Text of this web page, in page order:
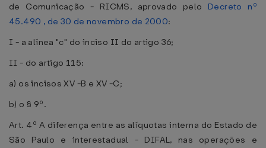
de Comunicação - RICMS, aprovado pelo Decreto nº
45.490 , de 30 de novembro de 2000:
I - a alínea "c" do inciso II do artigo 36;
II - do artigo 115:
a) os incisos XV -B e XV -C;
b) o § 9º.
Art. 4º A diferença entre as alíquotas interna do Estado de
São Paulo e interestadual - DIFAL, nas operações e